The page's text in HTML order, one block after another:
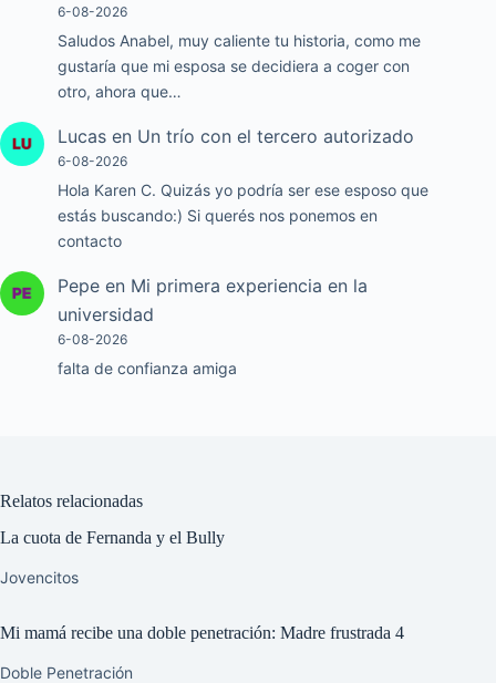
6-08-2026
Saludos Anabel, muy caliente tu historia, como me
gustaría que mi esposa se decidiera a coger con
otro, ahora que…
Lucas en Un trío con el tercero autorizado
6-08-2026
Hola Karen C. Quizás yo podría ser ese esposo que
estás buscando:) Si querés nos ponemos en
contacto
Pepe en Mi primera experiencia en la
universidad
6-08-2026
falta de confianza amiga
Relatos relacionadas
La cuota de Fernanda y el Bully
Jovencitos
Mi mamá recibe una doble penetración: Madre frustrada 4
Doble Penetración